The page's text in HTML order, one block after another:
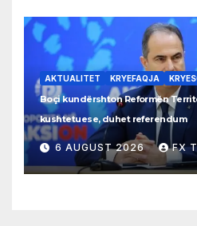
AKTUALITET KRYEFAQJA
Boçi kundërshton Reformën
kushtetuese, duhet referendum
6 AUGUST 2026 FX